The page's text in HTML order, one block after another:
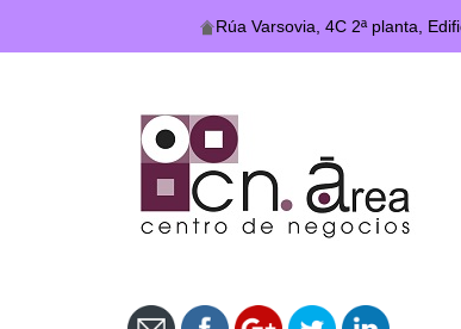
Rúa Varsovia, 4C 2ª planta,